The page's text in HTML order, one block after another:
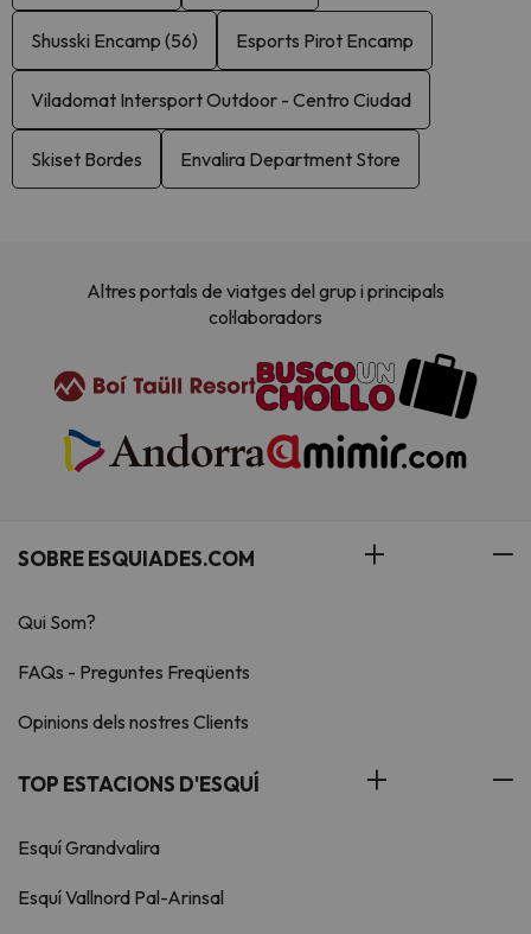
Shusski Encamp (56) Esports Pirot Encamp
Viladomat Intersport Outdoor - Centro Ciudad
Skiset Bordes Envalira Department Store
Altres portals de viatges del grup i principals
col·laboradors
SOBRE ESQUIADES.COM
Qui Som?
FAQs - Preguntes Freqüents
Opinions dels nostres Clients
TOP ESTACIONS D'ESQUÍ
Esquí Grandvalira
Esquí Vallnord Pal-Arinsal